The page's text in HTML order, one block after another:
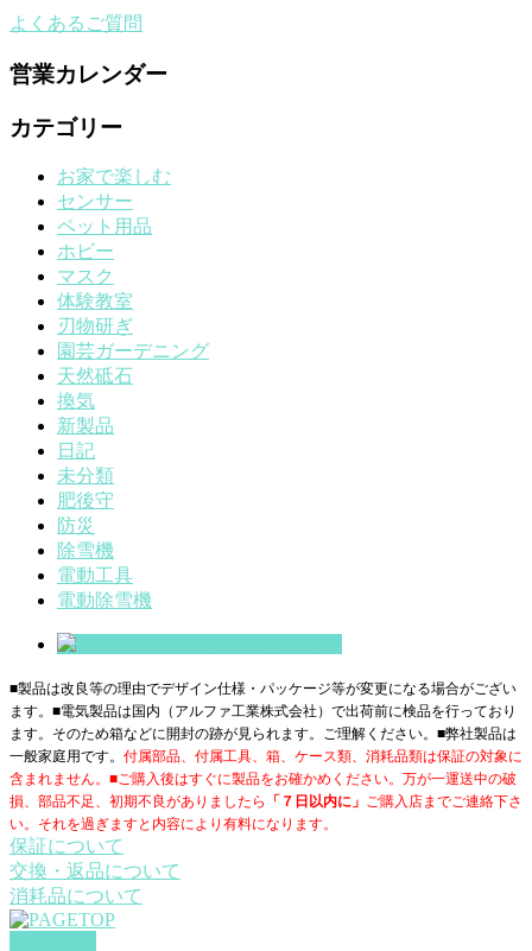
よくあるご質問
営業カレンダー
カテゴリー
お家で楽しむ
センサー
ペット用品
ホビー
マスク
体験教室
刃物研ぎ
園芸ガーデニング
天然砥石
換気
新製品
日記
未分類
肥後守
防災
除雪機
電動工具
電動除雪機
■製品は改良等の理由でデザイン仕様・パッケージ等が変更になる場合がござい
ます。■電気製品は国内（アルファ工業株式会社）で出荷前に検品を行っており
ます。そのため箱などに開封の跡が見られます。ご理解ください。■弊社製品は
一般家庭用です。 付属部品、付属工具、箱、ケース類、消耗品類は保証の対象に
含まれません。■ご購入後はすぐに製品をお確かめください。万が一運送中の破
損、部品不足、初期不良がありましたら
「７日以内に」 ご購入店までご連絡下さ
い。それを過ぎますと内容により有料になります。
保証について
交換・返品について
消耗品について